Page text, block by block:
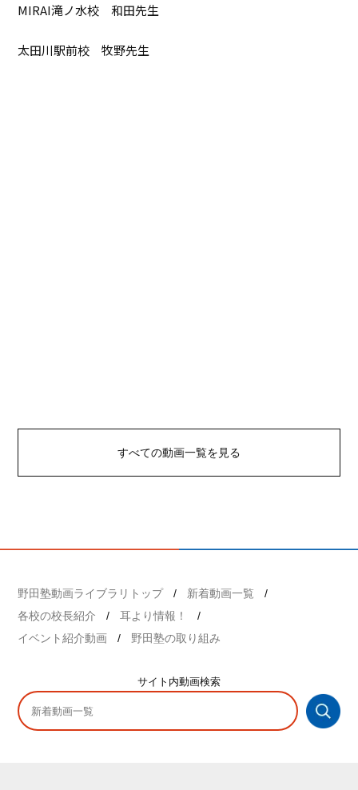
すべての動画一覧を見る
野田塾動画ライブラリトップ
新着動画一覧
各校の校長紹介
耳より情報！
イベント紹介動画
野田塾の取り組み
サイト内動画検索